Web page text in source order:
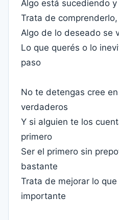
Algo está sucediendo
Trata de
Algo de lo deseado se
Lo que querés o lo
paso
No te detengas cree
verdaderos
Y si alguien te los
primero
Ser el primero sin
bastante
Trata de mejorar lo
importante